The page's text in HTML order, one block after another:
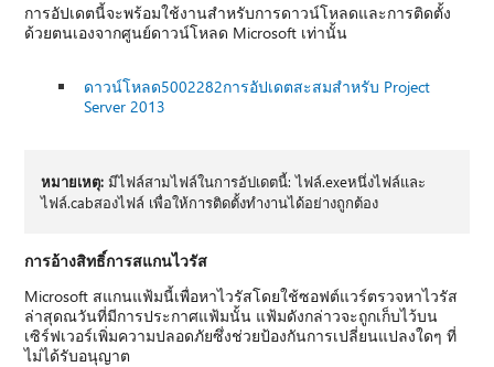
การอัปเดตนี้จะพร้อมใช้งานสําหรับการดาวน์โหลดและการติดตั้ง
ด้วยตนเองจากศูนย์ดาวน์โหลด Microsoft เท่านั้น
ดาวน์โหลด5002282การอัปเดตสะสมสําหรับ Project
Server 2013
หมายเหตุ: มีไฟล์สามไฟล์ในการอัปเดตนี้: ไฟล์.exeหนึ่งไฟล์และ
ไฟล์.cabสองไฟล์ เพื่อให้การติดตั้งทํางานได้อย่างถูกต้อง
การอ้างสิทธิ์การสแกนไวรัส
Microsoft สแกนแฟ้มนี้เพื่อหาไวรัสโดยใช้ซอฟต์แวร์ตรวจหาไวรัส
ล่าสุดณวันที่มีการประกาศแฟ้มนั้น แฟ้มดังกล่าวจะถูกเก็บไว้บน
เซิร์ฟเวอร์เพิ่มความปลอดภัยซึ่งช่วยป้องกันการเปลี่ยนแปลงใดๆ ที่
ไม่ได้รับอนุญาต